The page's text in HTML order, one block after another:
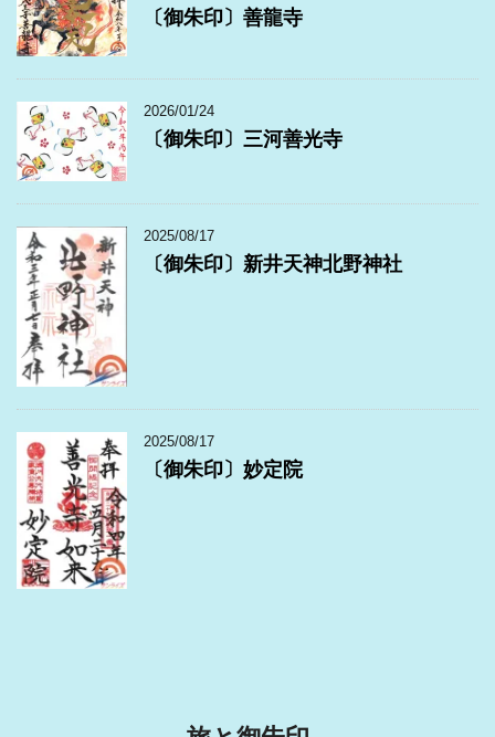
〔御朱印〕善龍寺
2026/01/24
〔御朱印〕三河善光寺
2025/08/17
〔御朱印〕新井天神北野神社
2025/08/17
〔御朱印〕妙定院